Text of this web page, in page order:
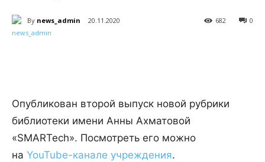
By news_admin 20.11.2020 0
682
Опубликован второй выпуск новой рубрики
библиотеки имени Анны Ахматовой
«SMARTech». Посмотреть его можно
на YouTube-канале учреждения.